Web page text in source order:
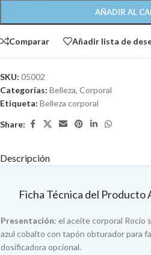
AÑADIR AL
Comparar Añadir lista de
SKU: 05002
Categorías: Belleza, Corporal
Etiqueta: Belleza corporal
Share:
Descripción
Ficha Técnica del
Presentación: el aceite corporal Rocío
azul cobalto con tapón obturador para
dosificadora opcional.